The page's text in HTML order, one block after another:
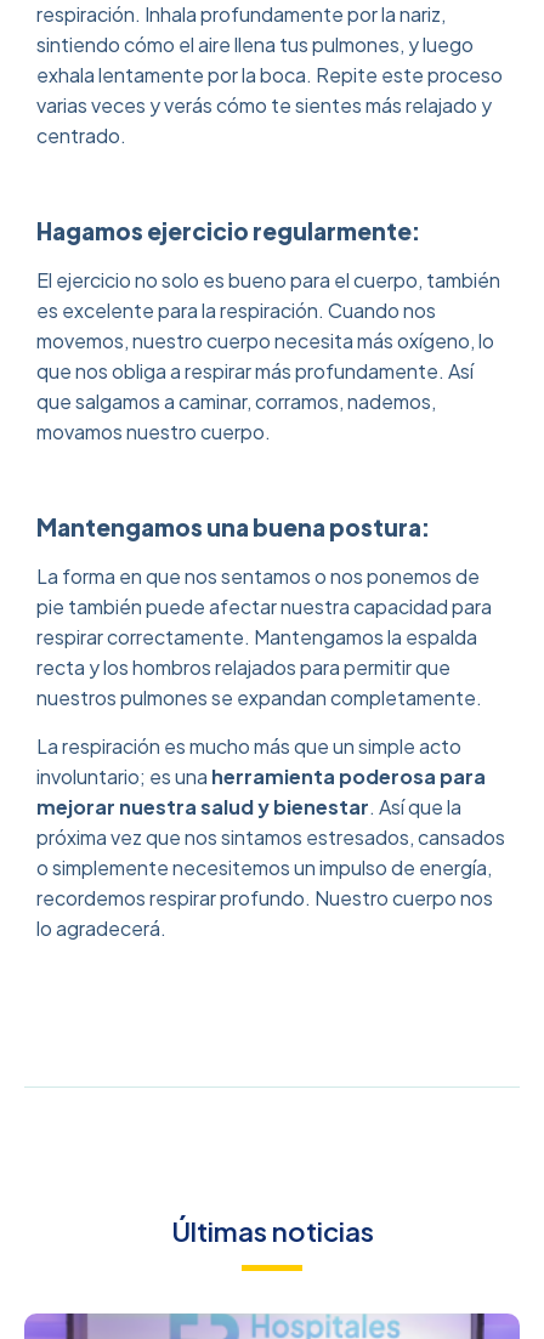
respiración. Inhala profundamente por la nariz,
sintiendo cómo el aire llena tus pulmones, y luego
exhala lentamente por la boca. Repite este proceso
varias veces y verás cómo te sientes más relajado y
centrado.
Hagamos ejercicio regularmente:
El ejercicio no solo es bueno para el cuerpo, también
es excelente para la respiración. Cuando nos
movemos, nuestro cuerpo necesita más oxígeno, lo
que nos obliga a respirar más profundamente. Así
que salgamos a caminar, corramos, nademos,
movamos nuestro cuerpo.
Mantengamos una buena postura:
La forma en que nos sentamos o nos ponemos de
pie también puede afectar nuestra capacidad para
respirar correctamente. Mantengamos la espalda
recta y los hombros relajados para permitir que
nuestros pulmones se expandan completamente.
La respiración es mucho más que un simple acto
involuntario; es una herramienta poderosa para
mejorar nuestra salud y bienestar. Así que la
próxima vez que nos sintamos estresados, cansados
o simplemente necesitemos un impulso de energía,
recordemos respirar profundo. Nuestro cuerpo nos
lo agradecerá.
Últimas noticias